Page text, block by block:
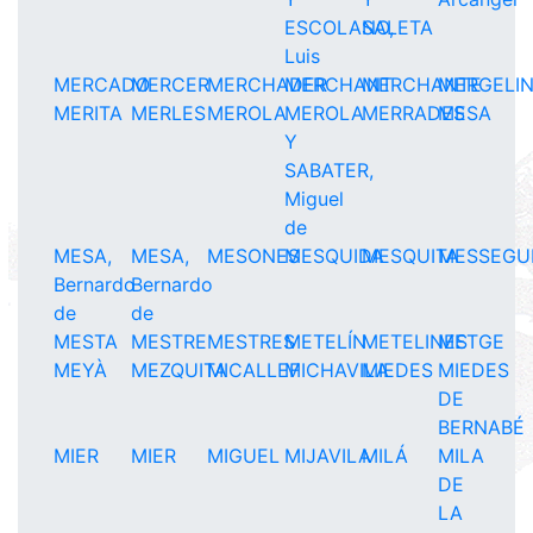
ESCOLANO,
Luis
SALETA
MERCADOMERCERMERCHADERMERCHANTMERCHANTE
MERITA MERLESMEROLAMEROLA
Y
SABATER,
Miguel
de
MERRADESMESA
MESA,
Bernardo
de
MESA,
Bernardo
de
MESONESMESQUIDAMESQUITA
MESTA MESTREMESTRESMETELÍNMETELINESMETGE
MEYÀ
MEZQUITAMICALLEFMICHAVILAMIEDES MIEDES
DE
BERNABÉ
MIER
MIER MIGUEL MIJAVILAMILÁ
MILA
DE
LA